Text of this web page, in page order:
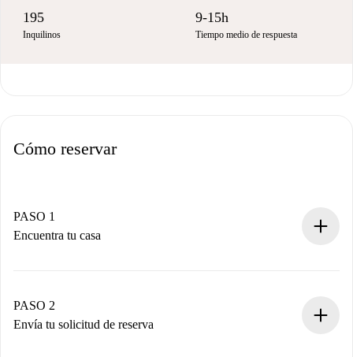
195
Inquilinos
9-15h
Tiempo medio de respuesta
Cómo reservar
PASO 1
Encuentra tu casa
Tienes toda la información necesaria por adelantado.
PASO 2
Envía tu solicitud de reserva